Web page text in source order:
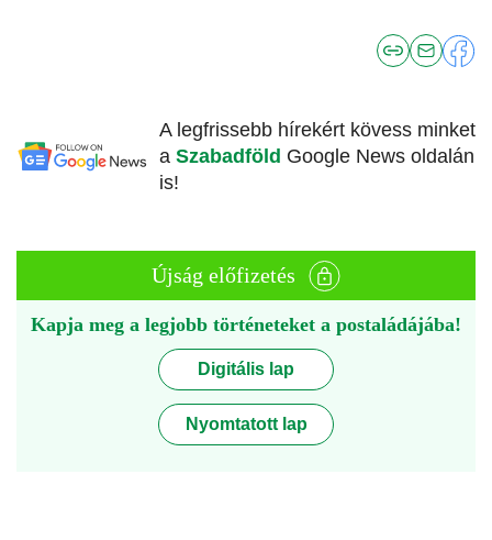
A legfrissebb hírekért kövess minket
a Szabadföld Google News oldalán
is!
Újság előfizetés
Kapja meg a legjobb történeteket a postaládájába!
Digitális lap
Nyomtatott lap